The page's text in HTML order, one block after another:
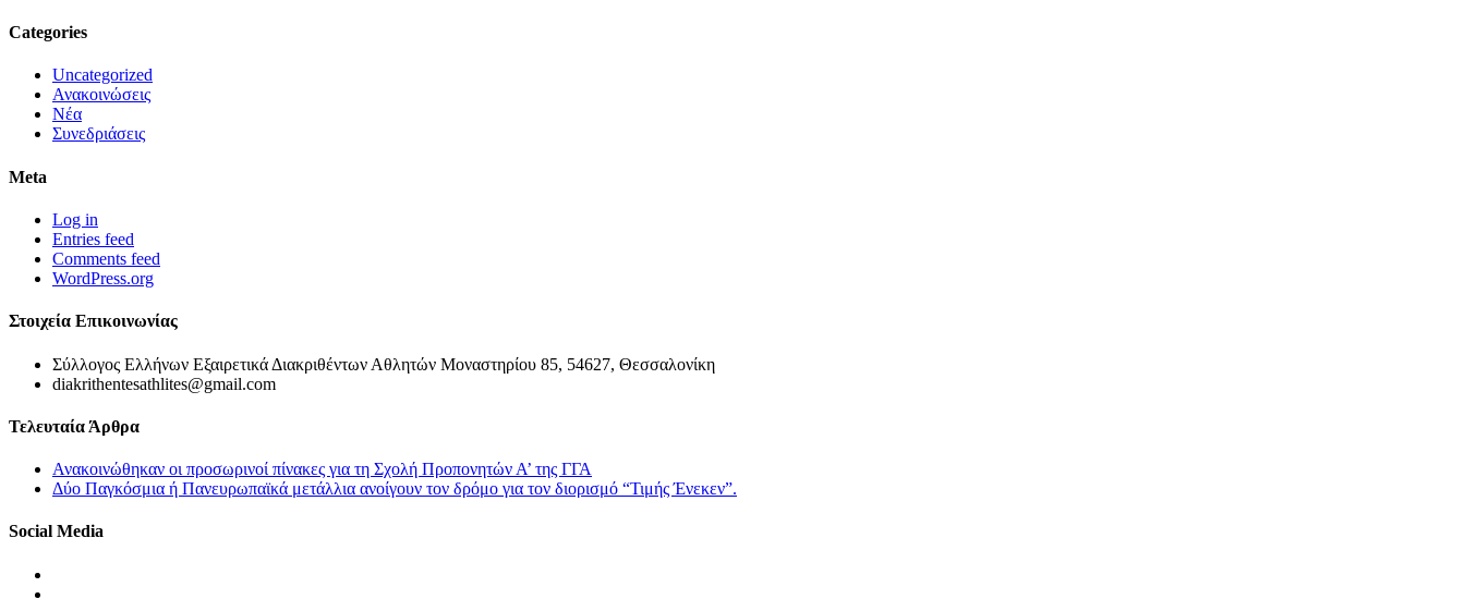
Categories
Uncategorized
Ανακοινώσεις
Νέα
Συνεδριάσεις
Meta
Log in
Entries feed
Comments feed
WordPress.org
Στοιχεία Επικοινωνίας
Σύλλογος Ελλήνων Εξαιρετικά Διακριθέντων Αθλητών Μοναστηρίου 85, 54627, Θεσσαλονίκη
diakrithentesathlites@gmail.com
Τελευταία Άρθρα
Ανακοινώθηκαν οι προσωρινοί πίνακες για τη Σχολή Προπονητών Α’ της ΓΓΑ
Δύο Παγκόσμια ή Πανευρωπαϊκά μετάλλια ανοίγουν τον δρόμο για τον διορισμό “Τιμής Ένεκεν”.
Social Media